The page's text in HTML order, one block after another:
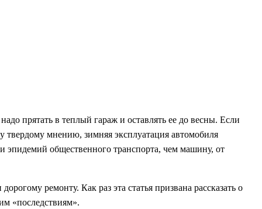
прятать в теплый гараж и оставлять ее до весны. Если
твердому мнению, зимняя эксплуатация автомобиля
эпидемий общественного транспорта, чем машину, от
ремонту. Как раз эта статья призвана рассказать о
«последствиям».